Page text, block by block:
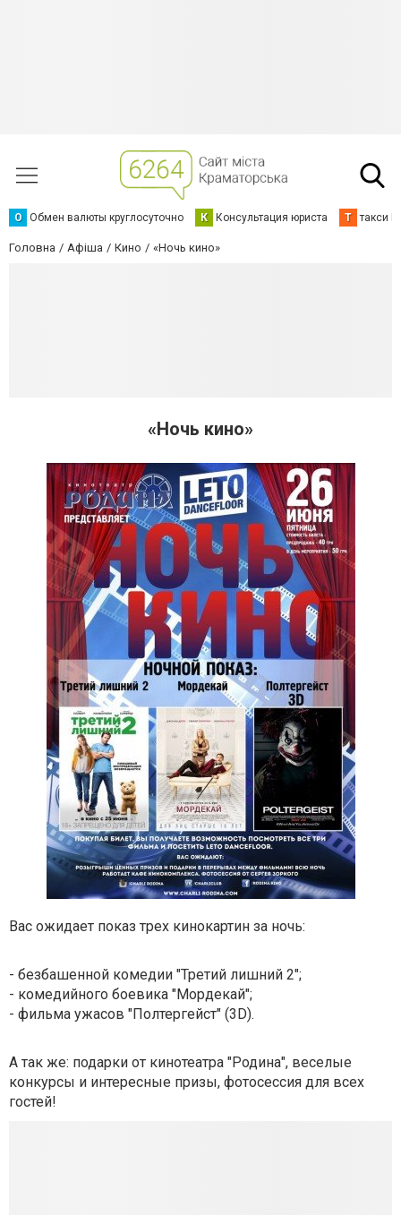
О Обмен валюты круглосуточно К Консультация юриста Т такси
Головна Афіша Кино «Ночь кино»
«Ночь кино»
Вас ожидает показ трех кинокартин за ночь:
- безбашенной комедии "Третий лишний 2";
- комедийного боевика "Мордекай";
- фильма ужасов "Полтергейст" (3D).
А так же: подарки от кинотеатра "Родина", веселые
конкурсы и интересные призы, фотосессия для всех
гостей!